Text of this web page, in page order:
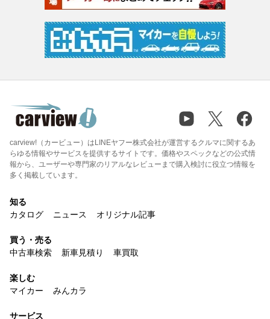
carview!（カービュー）はLINEヤフー株式会社が運営するクルマに関するあ
らゆる情報やサービスを提供するサイトです。価格やスペックなどの公式情
報から、ユーザーや専門家のリアルなレビューまで購入検討に役立つ情報を
多く掲載しています。
知る
カタログ
ニュース オリジナル記事
買う・売る
中古車検索
新車見積り 車買取
楽しむ
マイカー
みんカラ
サービス